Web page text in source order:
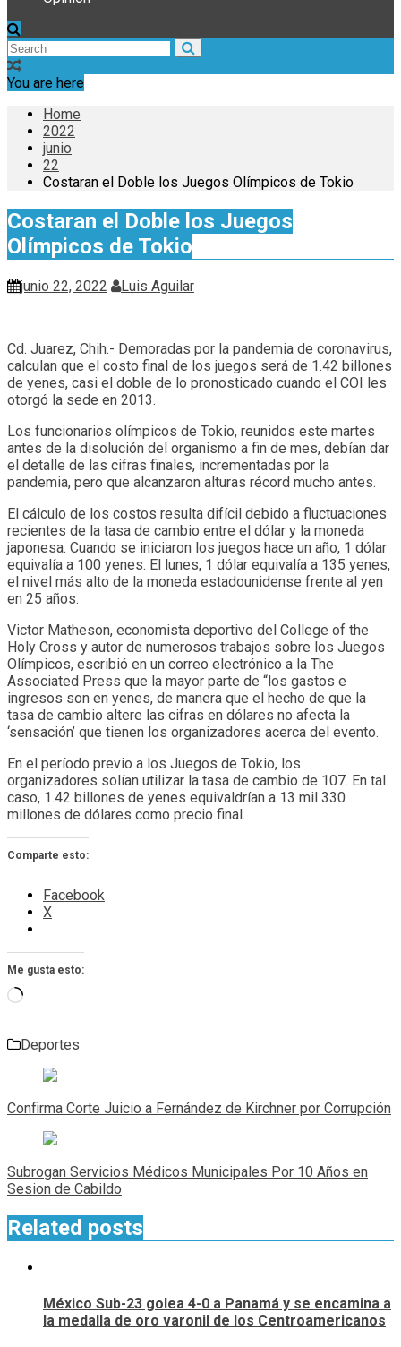
You are here
Home
2022
junio
22
Costaran el Doble los Juegos Olímpicos de Tokio
Costaran el Doble los Juegos
Olímpicos de Tokio
junio 22, 2022 Luis Aguilar
Cd. Juarez, Chih.- Demoradas por la pandemia de coronavirus,
calculan que el costo final de los juegos será de 1.42 billones
de yenes, casi el doble de lo pronosticado cuando el COI les
otorgó la sede en 2013.
Los funcionarios olímpicos de Tokio, reunidos este martes
antes de la disolución del organismo a fin de mes, debían dar
el detalle de las cifras finales, incrementadas por la
pandemia, pero que alcanzaron alturas récord mucho antes.
El cálculo de los costos resulta difícil debido a fluctuaciones
recientes de la tasa de cambio entre el dólar y la moneda
japonesa. Cuando se iniciaron los juegos hace un año, 1 dólar
equivalía a 100 yenes. El lunes, 1 dólar equivalía a 135 yenes,
el nivel más alto de la moneda estadounidense frente al yen
en 25 años.
Victor Matheson, economista deportivo del College of the
Holy Cross y autor de numerosos trabajos sobre los Juegos
Olímpicos, escribió en un correo electrónico a la The
Associated Press que la mayor parte de “los gastos e
ingresos son en yenes, de manera que el hecho de que la
tasa de cambio altere las cifras en dólares no afecta la
‘sensación’ que tienen los organizadores acerca del evento.
En el período previo a los Juegos de Tokio, los
organizadores solían utilizar la tasa de cambio de 107. En tal
caso, 1.42 billones de yenes equivaldrían a 13 mil 330
millones de dólares como precio final.
Comparte esto:
Facebook
X
Me gusta esto:
Cargando...
Deportes
Navegación
de
entradas
Confirma Corte Juicio a Fernández de Kirchner por Corrupción
Subrogan Servicios Médicos Municipales Por 10 Años en
Sesion de Cabildo
Related posts
México Sub-23 golea 4-0 a Panamá y se encamina a
la medalla de oro varonil de los Centroamericanos